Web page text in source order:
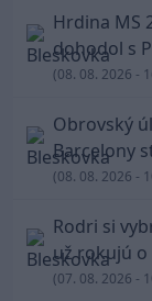
Hrdina MS
dohodol s
(08. 08. 2026 -
Obrovský
Barcelony
(08. 08. 2026 -
Rodri si
už rokujú o
(07. 08. 2026 -